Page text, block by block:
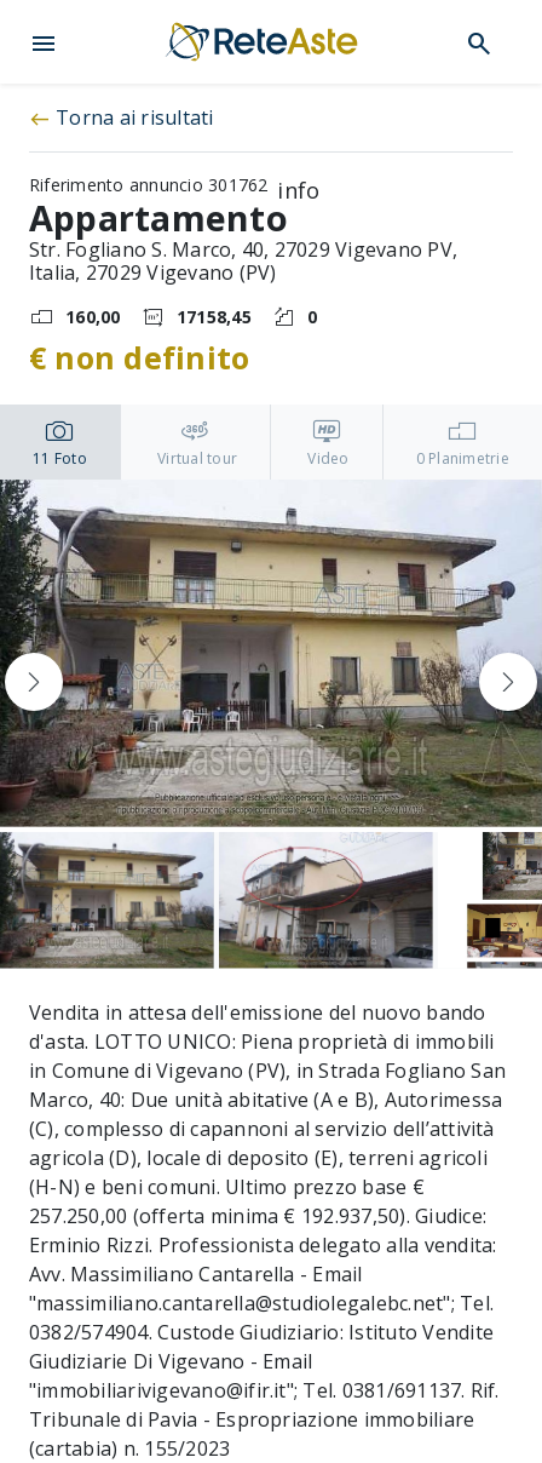
menu search
west Torna ai risultati
Riferimento annuncio 301762 info
Appartamento
Str. Fogliano S. Marco, 40, 27029 Vigevano PV,
Italia, 27029 Vigevano (PV)
160,00 17158,45 0
€ non definito
11 Foto Virtual tour Video 0 Planimetrie
Vendita in attesa dell'emissione del nuovo bando
d'asta. LOTTO UNICO: Piena proprietà di immobili
in Comune di Vigevano (PV), in Strada Fogliano San
Marco, 40: Due unità abitative (A e B), Autorimessa
(C), complesso di capannoni al servizio dell’attività
agricola (D), locale di deposito (E), terreni agricoli
(H-N) e beni comuni. Ultimo prezzo base €
257.250,00 (offerta minima € 192.937,50). Giudice:
Erminio Rizzi. Professionista delegato alla vendita:
Avv. Massimiliano Cantarella - Email
"massimiliano.cantarella@studiolegalebc.net"; Tel.
0382/574904. Custode Giudiziario: Istituto Vendite
Giudiziarie Di Vigevano - Email
"immobiliarivigevano@ifir.it"; Tel. 0381/691137. Rif.
Tribunale di Pavia - Espropriazione immobiliare
(cartabia) n. 155/2023